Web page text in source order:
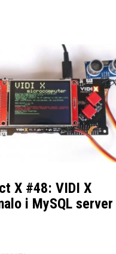
mogao
bolje
zadacima.
X #48: VIDI X
i MySQL server